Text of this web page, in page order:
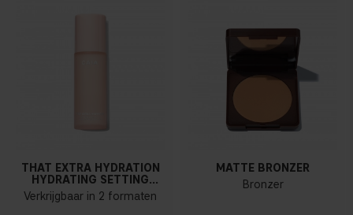
THAT EXTRA HYDRATION
HYDRATING SETTING
SPRAY
Verkrijgbaar in 2 formaten
MATTE BRONZER
Bronzer